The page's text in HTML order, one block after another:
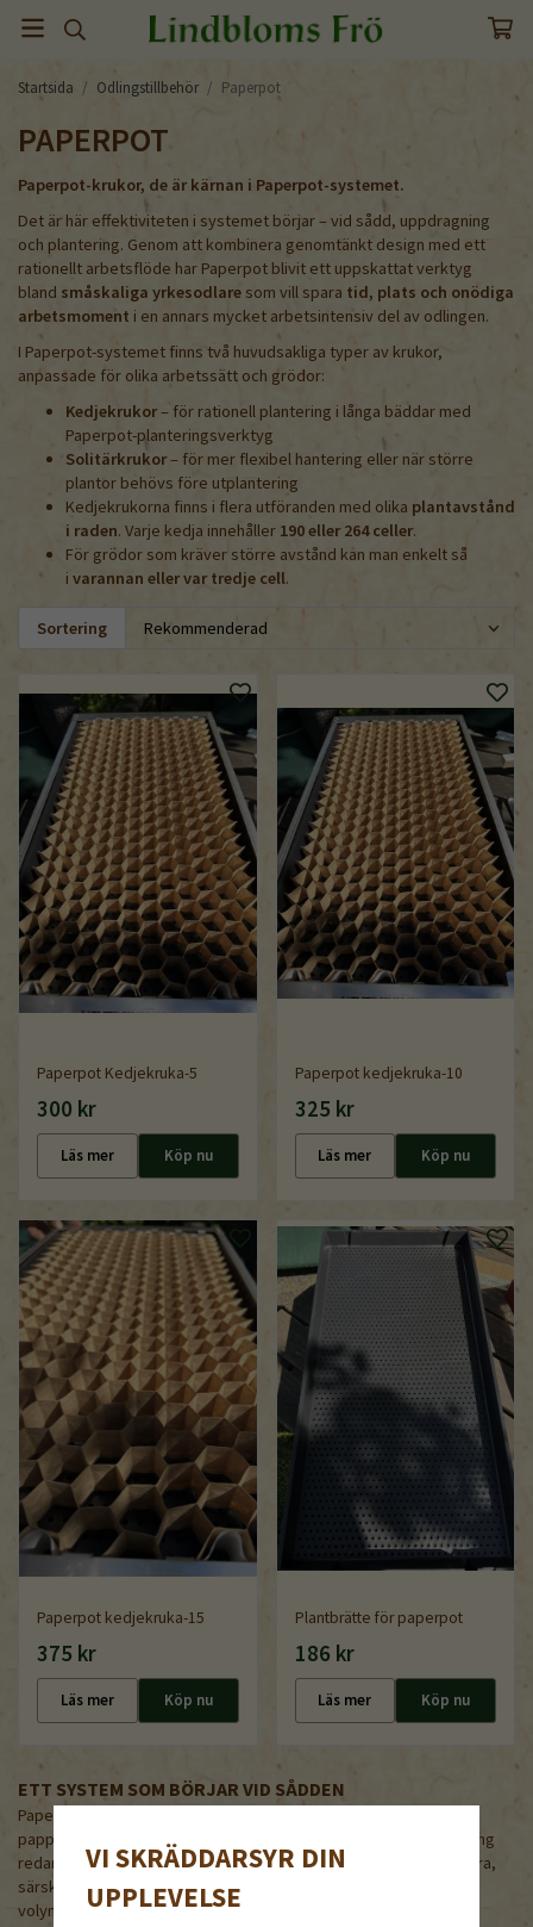
Startsida / Odlingstillbehör / Paperpot
PAPERPOT
Paperpot-krukor, de är kärnan i Paperpot-systemet.
Det är här effektiviteten i systemet börjar – vid sådd, uppdragning
och plantering. Genom att kombinera genomtänkt design med ett
rationellt arbetsflöde har Paperpot blivit ett uppskattat verktyg
bland småskaliga yrkesodlare som vill spara tid, plats och onödiga
arbetsmoment i en annars mycket arbetsintensiv del av odlingen.
I Paperpot-systemet finns två huvudsakliga typer av krukor,
anpassade för olika arbetssätt och grödor:
Kedjekrukor– för rationell plantering i långa bäddar med
Paperpot-planteringsverktyg
Solitärkrukor– för mer flexibel hantering eller när större
plantor behövs före utplantering
Kedjekrukorna finns i flera utföranden med olika plantavstånd
i raden. Varje kedja innehåller 190 eller 264 celler.
För grödor som kräver större avstånd kan man enkelt så
i varannan eller var tredje cell.
Sortering
Paperpot Kedjekruka-5
300 kr
Läs mer Köp nu
Paperpot kedjekruka-10
325 kr
Läs mer Köp nu
Paperpot kedjekruka-15
375 kr
Läs mer Köp nu
Plantbrätte för paperpot
186 kr
Läs mer Köp nu
ETT SYSTEM SOM BÖRJAR VID SÅDDEN
Paperpot bygger på att plantorna sås tätt i sammanhängande
papperskedjor. Det förändrar hur du tänker kring plantuppdragning
redan från start. Sådden blir snabb, repeterbar och lätt att planera,
särskilt när du jobbar med många omgångar och relativt stora
volymer.
VI SKRÄDDARSYR DIN
UPPLEVELSE